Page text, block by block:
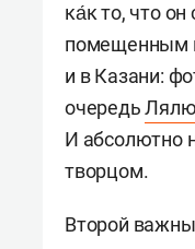
ка́к то, что
помещенным
и в Казани:
очередьЛялю
И абсолютно
творцом.
Второй